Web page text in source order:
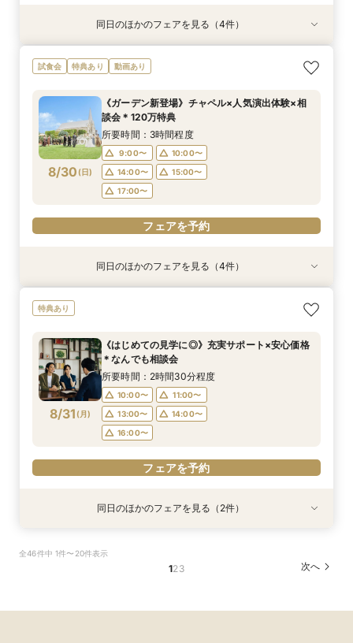
特典あり 動画あり
8/29(土)
《ガーデン新登場》チャペル×人気演出体験×相
談会＊120万特典
9:00〜
10:00〜
14:00〜
15:00〜
17:00〜
フェアを予約
特典あり
8/29(土)
《少人数婚向け》4名～貸切OK＊プライベート感
◎試食付き相談会
9:00〜
10:00〜
14:00〜
15:00〜
17:00〜
フェアを予約
特典あり
8/29(土)
《独立型神殿あり》親も喜ぶ本格神前式×充実の
和装◆和婚相談会
9:00〜
10:00〜
14:00〜
15:00〜
17:00〜
フェアを予約
8/29(土)
《はじめての見学に◎》充実サポート×安心価格
＊なんでも相談会
9:00〜
10:00〜
14:00〜
15:00〜
17:00〜
フェアを予約
同日のほかのフェアを見る（4件）
試食会 特典あり 動画あり
8/30 (日)
《ガーデン新登場》チャペル×人気演出体験×相
談会＊120万特典
所要時間：3時間程度
9:00〜
10:00〜
14:00〜
15:00〜
17:00〜
フェアを予約
特典あり 動画あり
8/30 日)
【おもてなし◎】シェフ特選＊牛フィレ含む6品
9:00〜
10:00〜
14:00〜
15:00〜
17:00〜
フェアを予約
特典あり
8/30 日)
《少人数婚向け》4名～貸切OK＊プライベート感
9:00〜
10:00〜
14:00〜
15:00〜
17:00〜
フェアを予約
特典あり
8/30 日)
《独立型神殿あり》親も喜ぶ本格神前式×充実の
9:00〜
10:00〜
14:00〜
15:00〜
17:00〜
フェアを予約
8/30 日)
《はじめての見学に◎》充実サポート×安心価格
9:00〜
10:00〜
14:00〜
15:00〜
17:00〜
フェアを予約
同日のほかのフェアを見る（4件）
特典あり
8/31 (月)
《はじめての見学に◎》充実サポート×安心価格
＊なんでも相談会
所要時間：2時間30分程度
10:00〜
11:00〜
13:00〜
14:00〜
16:00〜
フェアを予約
特典あり
8/31
◎試食付き相談会
特典あり
8/31
見学×見積り相談
同日のほかのフェアを見る（2件）
全46件中 1件〜20件表示
123 次へ